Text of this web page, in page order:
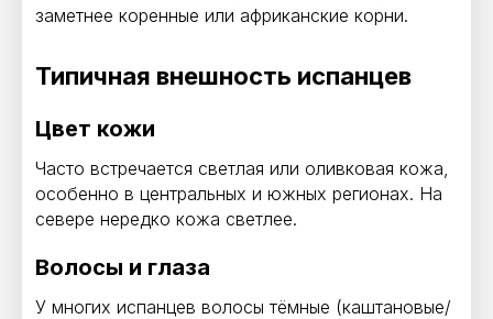
заметнее коренные или африканские корни.
Типичная внешность испанцев
Цвет кожи
Часто встречается светлая или оливковая кожа,
особенно в центральных и южных регионах. На
севере нередко кожа светлее.
Волосы и глаза
У многих испанцев волосы тёмные (каштановые/